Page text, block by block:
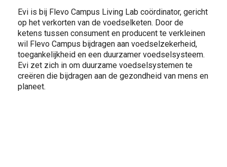
ONTDEKKEN
Evi is bij Flevo Campus Living Lab coördinator, gericht
op het verkorten van de voedselketen. Door de
ketens tussen consument en producent te verkleinen
wil Flevo Campus bijdragen aan voedselzekerheid,
toegankelijkheid en een duurzamer voedselsysteem.
Evi zet zich in om duurzame voedselsystemen te
creëren die bijdragen aan de gezondheid van mens en
planeet.